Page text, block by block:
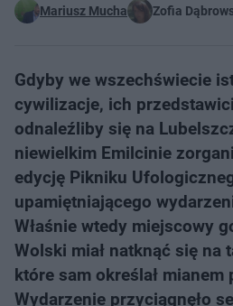
Mariusz Mucha Zofia
Gdyby we wszechświecie
cywilizacje, ich
odnaleźliby się na
niewielkim Emilcinie
edycję Pikniku
upamiętniającego
Właśnie wtedy miejscowy
Wolski miał natknąć się na
które sam określał mianem
Wydarzenie przyciągnęło